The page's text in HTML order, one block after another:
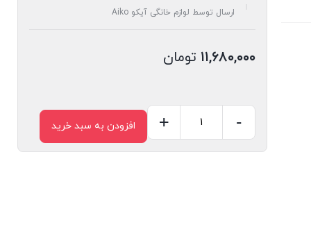
ارسال توسط لوازم خانگی آیکو Aiko
۱۱,۶۸۰,۰۰۰ تومان
دستی
-
+ افزودن به سبد خرید